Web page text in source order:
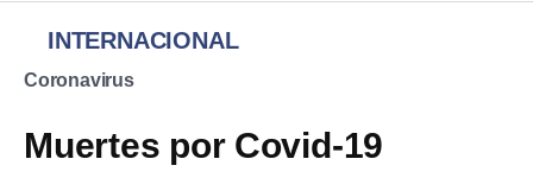
INTERNACIONAL
Coronavirus
Muertes por Covid-19